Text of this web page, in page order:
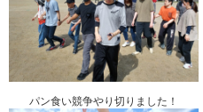
パン食い競争やり切りました！